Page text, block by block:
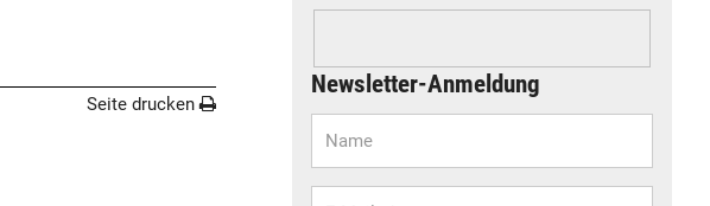
Seite drucken
Newsletter-Anmeldung